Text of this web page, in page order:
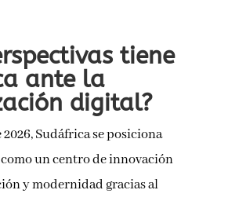
tiene
ante la
digital?
Sudáfrica se posiciona
un centro de innovación
y modernidad gracias al